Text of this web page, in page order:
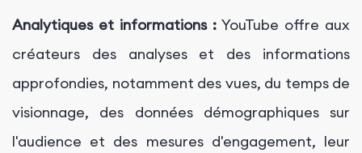
Analytiques et informations : YouTube offre aux
créateurs des analyses et des informations
approfondies, notamment des vues, du temps de
visionnage, des données démographiques sur
l'audience et des mesures d'engagement, leur